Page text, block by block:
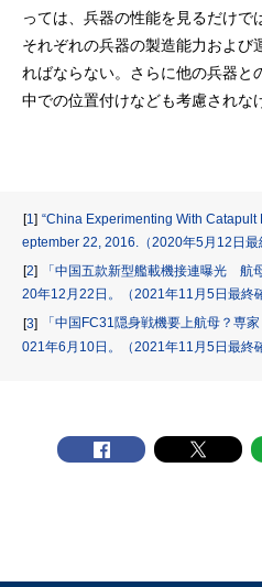
っては、兵器の性能を見るだけ
それぞれの兵器の製造能力および
ればならない。さらに他の兵器と
中での位置付けなども考慮されな
1 “China Experimenting With Catapult
eptember 22, 2016.（2020年5月12日最
2
「中国五款新型艦載機接連曝光 航
20年12月22日。（2021年11月5日最終
3
「中国FC31隠身戦機要上航母？専
021年6月10日。（2021年11月5日最終